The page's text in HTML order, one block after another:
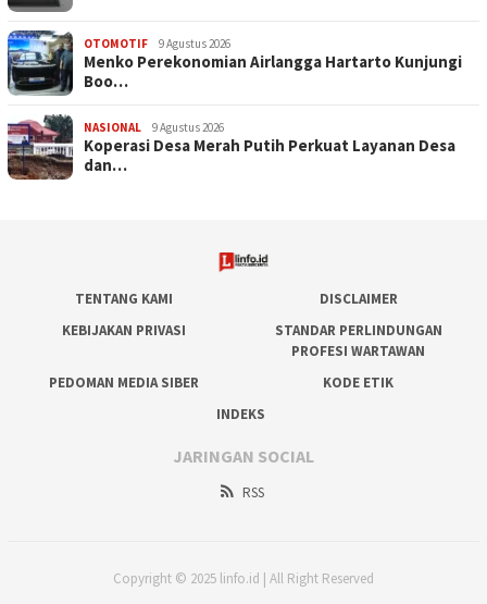
OTOMOTIF 9 Agustus 2026
Menko Perekonomian Airlangga Hartarto Kunjungi
Boo…
NASIONAL 9 Agustus 2026
Koperasi Desa Merah Putih Perkuat Layanan Desa
dan…
TENTANG KAMI
DISCLAIMER
KEBIJAKAN PRIVASI
STANDAR PERLINDUNGAN
PROFESI WARTAWAN
PEDOMAN MEDIA SIBER
KODE ETIK
INDEKS
JARINGAN SOCIAL
RSS
Copyright © 2025 linfo.id | All Right Reserved